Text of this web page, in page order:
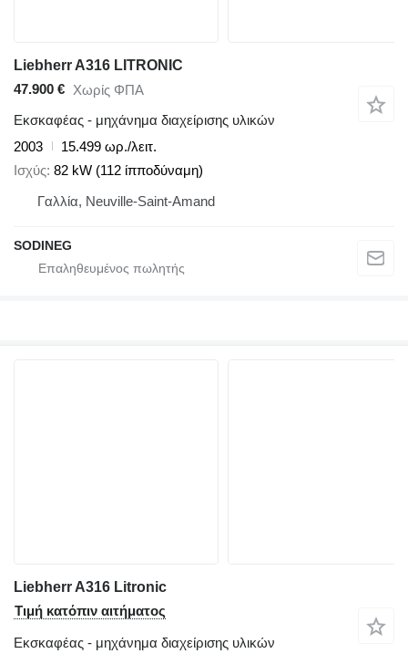
Liebherr A316 LITRONIC
47.900 € Χωρίς ΦΠΑ
Εκσκαφέας - μηχάνημα διαχείρισης υλικών
2003
15.499 ωρ./λειτ.
Ισχύς 82 kW (112 ίπποδύναμη)
Γαλλία, Neuville-Saint-Amand
SODINEG
Liebherr A316 Litronic
Τιμή κατόπιν αιτήματος
Εκσκαφέας - μηχάνημα διαχείρισης υλικών